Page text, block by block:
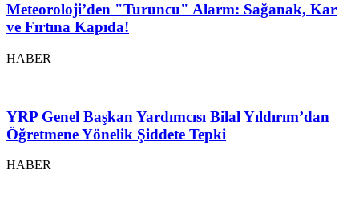
Meteoroloji’den "Turuncu" Alarm: Sağanak, Kar
ve Fırtına Kapıda!
HABER
YRP Genel Başkan Yardımcısı Bilal Yıldırım’dan
Öğretmene Yönelik Şiddete Tepki
HABER